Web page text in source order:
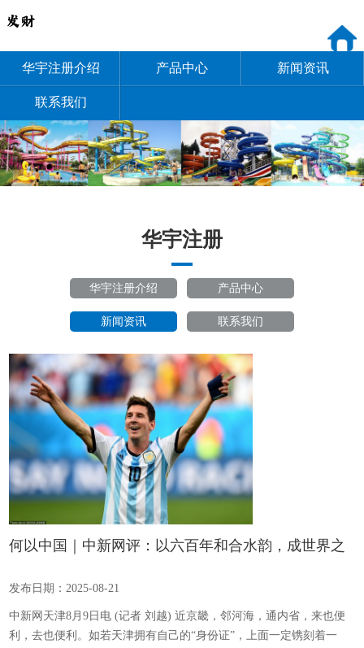
华宇注册介绍 产品中心 新闻资讯
联系我们
华宇注册
华宇注册介绍 产品中心
新闻资讯 联系我们
何以中国｜中新网评：以六百年和合水韵，成世界之
发布日期：2025-08-21
中新网天津8月9日电 (记者 刘越) 近京畿，邻河海，通内省，来也便
利，去也便利。如若天津拥有自己的“身份证”，上面一定镌刻着一